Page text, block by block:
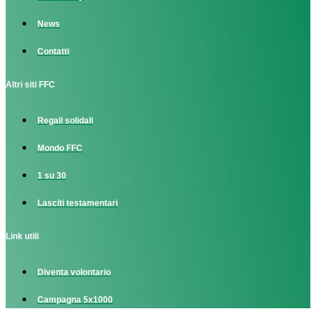
News
Contatti
Altri siti FFC
Regali solidali
Mondo FFC
1 su 30
Lasciti testamentari
Link utili
Diventa volontario
Campagna 5x1000